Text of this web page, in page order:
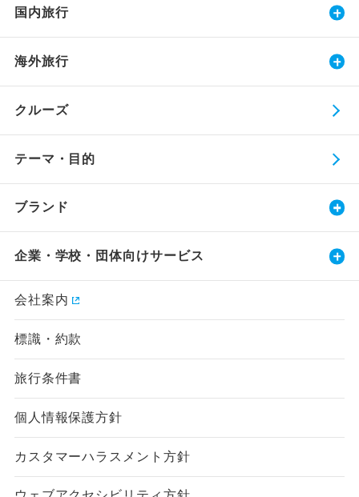
国内旅行
海外旅行
クルーズ
テーマ・目的
ブランド
企業・学校・団体向けサービス
会社案内
標識・約款
旅行条件書
個人情報保護方針
カスタマーハラスメント方針